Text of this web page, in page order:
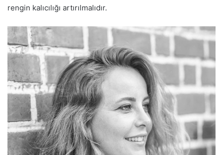
rengin kalıcılığı artırılmalıdır.